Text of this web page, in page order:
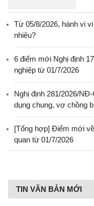
Từ 05/8/2026, hành vi
nhiêu?
6 điểm mới Nghị định
nghiệp từ 01/7/2026
Nghị định 281/2026/
dụng chung, vợ chồng
[Tổng hợp] Điểm mới
quan từ 01/7/2026
TIN VĂN BẢN MỚI